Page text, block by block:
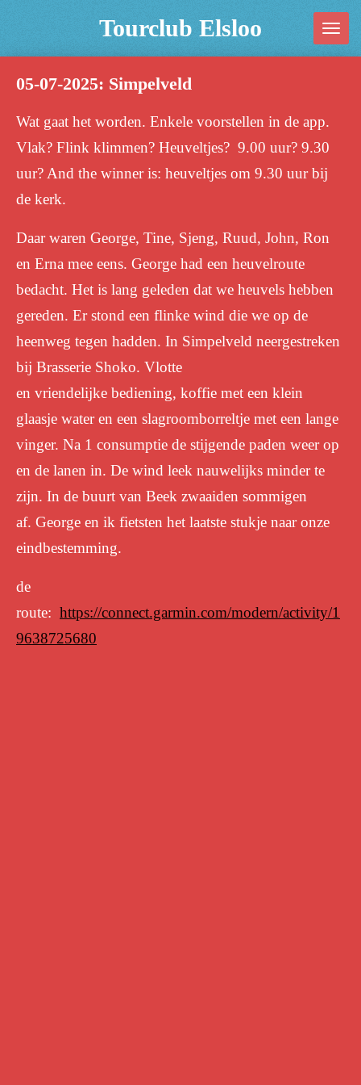
de
Tourclub Elsloo
05-07-2025: Simpelveld
Wat gaat het worden. Enkele voorstellen in de app.
Vlak? Flink klimmen? Heuveltjes? 9.00 uur? 9.30
uur? And the winner is: heuveltjes om 9.30 uurbij
de kerk.
Daar waren George, Tine, Sjeng, Ruud, John, Ron
en Erna mee eens. George had een heuvelroute
bedacht. Het is lang geleden dat we heuvels hebben
gereden. Er stond een flinke wind die we op de
heenweg tegen hadden. In Simpelveld neergestreken
bij Brasserie Shoko. Vlotte
en vriendelijke bediening, koffie met een klein
glaasje water en een slagroomborreltje met een lange
vinger. Na 1 consumptie de stijgende paden weer op
en de lanen in. De wind leek nauwelijks minder te
zijn. In de buurt van Beek zwaaiden sommigen
af. George en ik fietsten het laatste stukje naar onze
eindbestemming.
de
route: https://connect.garmin.com/modern/activity/1
9638725680